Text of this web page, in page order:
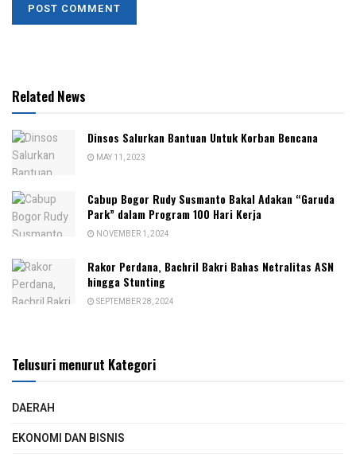
Related News
Dinsos Salurkan Bantuan Untuk Korban Bencana
MAY 11, 2023
Cabup Bogor Rudy Susmanto Bakal Adakan “Garuda
Park” dalam Program 100 Hari Kerja
NOVEMBER 1, 2024
Rakor Perdana, Bachril Bakri Bahas Netralitas ASN
hingga Stunting
SEPTEMBER 28, 2024
Telusuri menurut Kategori
DAERAH
EKONOMI DAN BISNIS